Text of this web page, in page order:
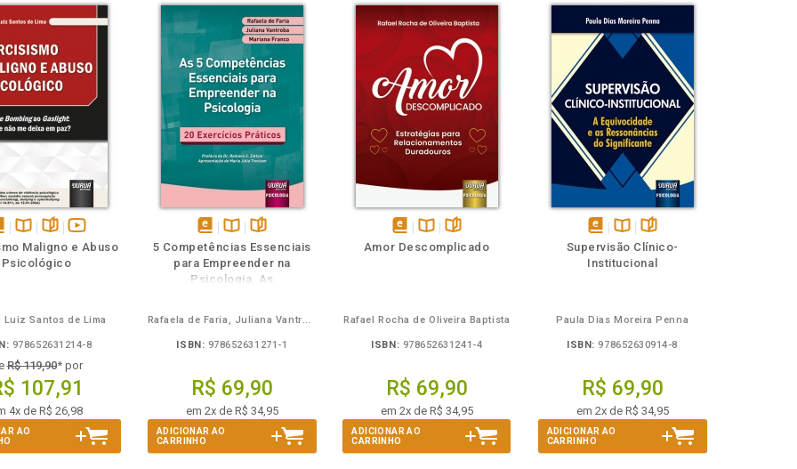
Disponível
na
páginasvídeo
da
Maligno e Abuso
Psicológico
Luiz Santos de Lima
978652631214-8
R$ 119,90* por
107,91
4x de R$ 26,98
AO
disponível
em
eBook
Disponível
na
B.V.
páginas
5 Competências Essenciais
para Empreender na
Psicologia, As
Rafaela de Faria, Juliana Vantroba, Mariana Franco
ISBN: 978652631271-1
R$ 69,90
em 2x de R$ 34,95
ADICIONAR AO
CARRINHO
disponívelDisponível
páginas
Amor Descomplicado
Rafael Rocha de Oliveira Baptista
ISBN: 978652631241-4
R$ 69,90
em 2x de R$ 34,95
ADICIONAR AO
CARRINHO
disponível
em
Também
Disponível
na
Folheie
páginas
Supervisão Clínico-
Institucional
Paula Dias Moreira Penna
ISBN: 978652630914-8
R$ 69,90
em 2x de R$ 34,95
ADICIONAR AO
CARRINHO